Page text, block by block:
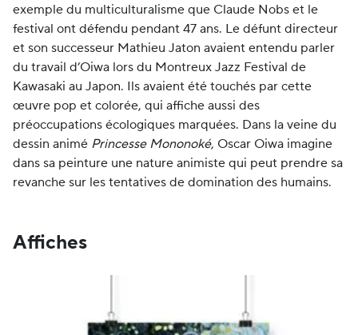
exemple du multiculturalisme que Claude Nobs et le
festival ont défendu pendant 47 ans. Le défunt directeur
et son successeur Mathieu Jaton avaient entendu parler
du travail d’Oiwa lors du Montreux Jazz Festival de
Kawasaki au Japon. Ils avaient été touchés par cette
œuvre pop et colorée, qui affiche aussi des
préoccupations écologiques marquées. Dans la veine du
dessin animé Princesse Mononoké, Oscar Oiwa imagine
dans sa peinture une nature animiste qui peut prendre sa
revanche sur les tentatives de domination des humains.
Affiches